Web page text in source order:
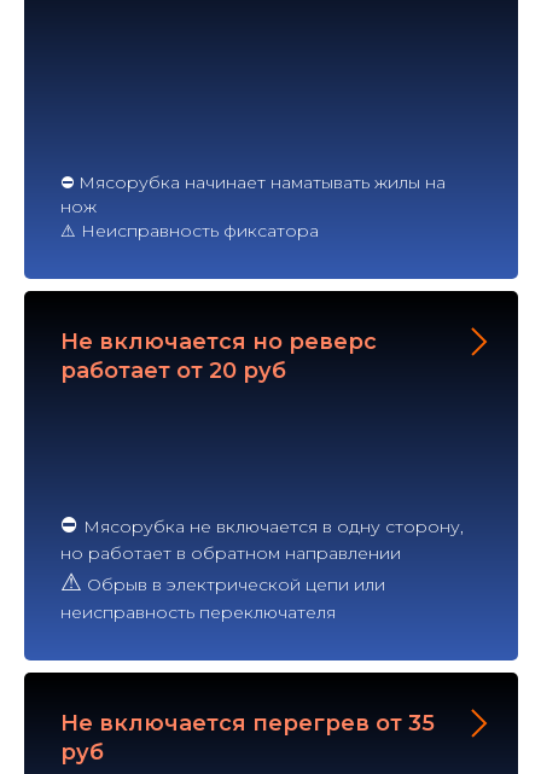
⛔ Мясорубка начинает наматывать жилы на
нож
⚠ Неисправность фиксатора
Не включается но реверс
работает от 20 руб
⛔ Мясорубка не включается в одну сторону,
но работает в обратном направлении
⚠ Обрыв в электрической цепи или
неисправность переключателя
Не включается перегрев от 35
руб